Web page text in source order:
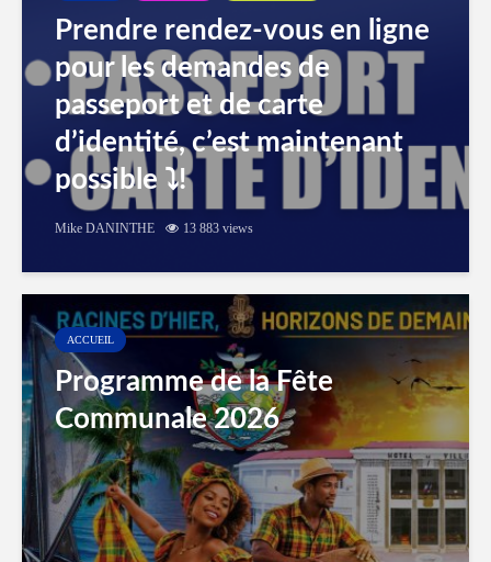
Prendre rendez-vous en ligne
pour les demandes de
passeport et de carte
d’identité, c’est maintenant
possible ⤵️!
Mike DANINTHE 13 883 views
ACCUEIL
Programme de la Fête
Communale 2026